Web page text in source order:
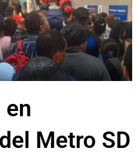
Metro SD